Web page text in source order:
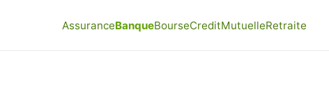
AssuranceBanqueBourseCreditMutuelleRetraite